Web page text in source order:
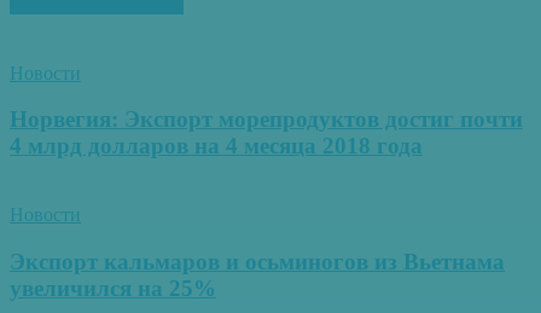
Новости
Норвегия: Экспорт морепродуктов достиг почти
4 млрд долларов на 4 месяца 2018 года
Новости
Экспорт кальмаров и осьминогов из Вьетнама
увеличился на 25%